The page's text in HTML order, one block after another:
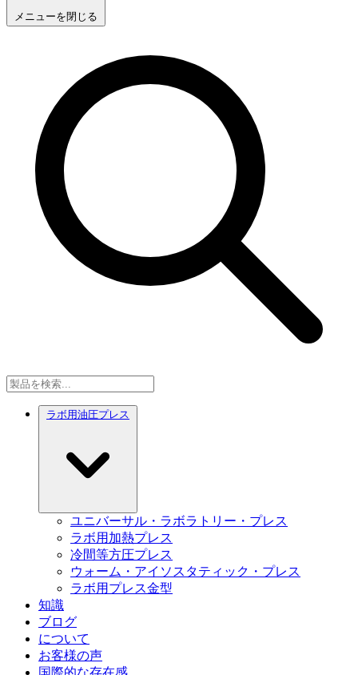
メニューを閉じる
ラボ用油圧プレス
ユニバーサル・ラボラトリー・プレス
ラボ用加熱プレス
冷間等方圧プレス
ウォーム・アイソスタティック・プレス
ラボ用プレス金型
知識
ブログ
について
お客様の声
国際的な存在感